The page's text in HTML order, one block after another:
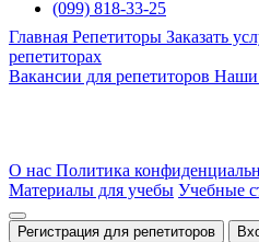
(099) 818-33-25
Главная Репетиторы Заказать
репетиторах
Вакансии для репетиторов Наши
О нас Политика
Материалы для учебы Учебные
Регистрация для репетиторов